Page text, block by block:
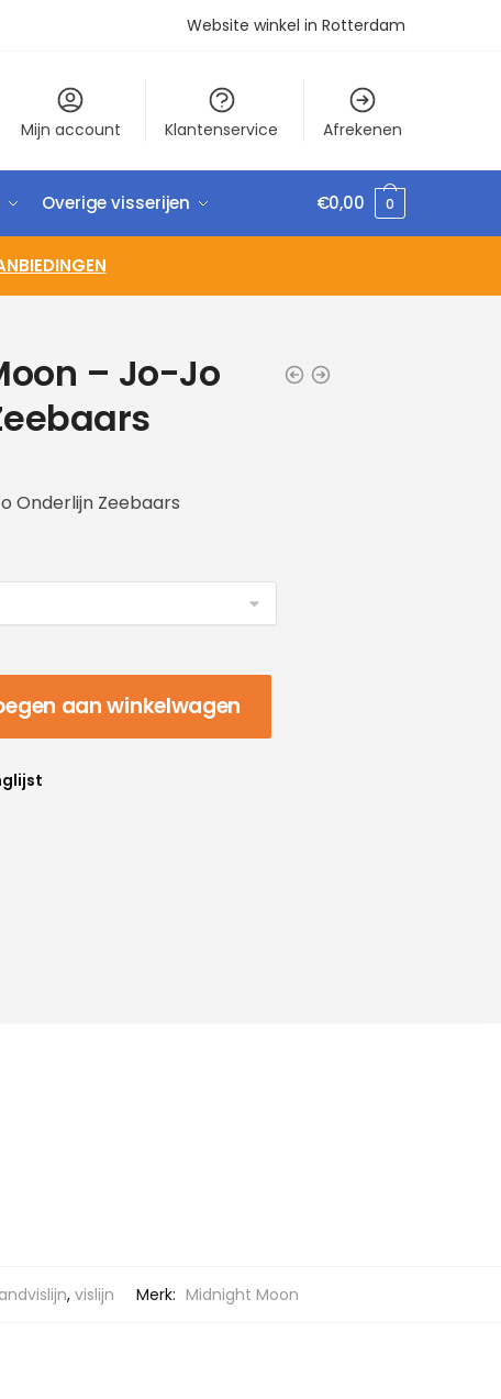
Website winkel in Rotterdam
Mijn account Klantenservice Afrekenen
Overige visserijen €0,00 0
– Jo-Jo
Onderlijn Zeebaars
aan winkelwagen
, vislijn Merk: Midnight Moon